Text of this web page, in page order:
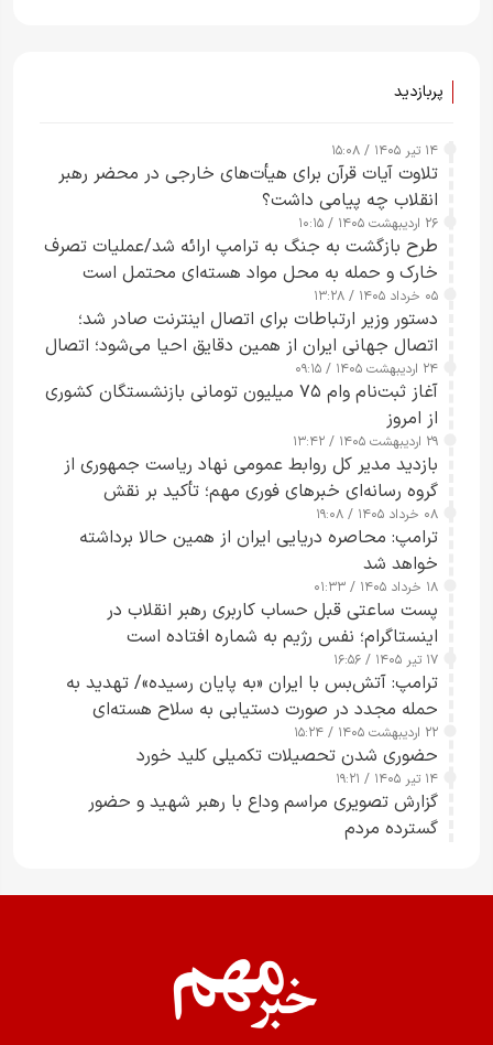
پربازدید
۱۴ تیر ۱۴۰۵ / ۱۵:۰۸
تلاوت آیات قرآن برای هیأت‌های خارجی در محضر رهبر
انقلاب چه پیامی داشت؟
۲۶ اردیبهشت ۱۴۰۵ / ۱۰:۱۵
طرح‌ بازگشت به جنگ به ترامپ ارائه شد/عملیات تصرف
خارک و حمله به محل مواد هسته‌ای محتمل است
۰۵ خرداد ۱۴۰۵ / ۱۳:۲۸
دستور وزیر ارتباطات برای اتصال اینترنت صادر شد؛
اتصال جهانی ایران از همین دقایق احیا می‌شود؛ اتصال
کامل مردم تا ۲۴ ساعت آینده
۲۴ اردیبهشت ۱۴۰۵ / ۰۹:۱۵
آغاز ثبت‌نام وام ۷۵ میلیون تومانی بازنشستگان کشوری
از امروز
۲۹ اردیبهشت ۱۴۰۵ / ۱۳:۴۲
بازدید مدیر کل روابط عمومی نهاد ریاست جمهوری از
گروه رسانه‌ای خبرهای فوری مهم؛ تأکید بر نقش
رسانه‌های هوشمند و مسئول در ارتقای آگاهی عمومی
۰۸ خرداد ۱۴۰۵ / ۱۹:۰۸
ترامپ: محاصره دریایی ایران از همین حالا برداشته
خواهد شد
۱۸ خرداد ۱۴۰۵ / ۰۱:۳۳
پست ساعتی قبل حساب کاربری رهبر انقلاب در
اینستاگرام؛ نفس رژیم به شماره افتاده است​
۱۷ تیر ۱۴۰۵ / ۱۶:۵۶
ترامپ: آتش‌بس با ایران «به پایان رسیده»/ تهدید به
حمله مجدد در صورت دستیابی به سلاح هسته‌ای
۲۲ اردیبهشت ۱۴۰۵ / ۱۵:۲۴
حضوری شدن تحصیلات تکمیلی کلید خورد
۱۴ تیر ۱۴۰۵ / ۱۹:۲۱
گزارش تصویری مراسم وداع با رهبر شهید و حضور
گسترده مردم